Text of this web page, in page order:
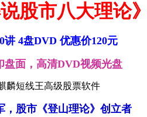
股市八大理论
讲 4盘DVD 优惠价120元
盘面，高清DVD视频光盘
麟短线王高级股票软件
，股市《登山理论》创立者